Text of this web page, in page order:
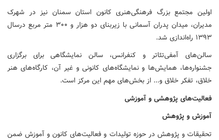
اولین مجتمع بزرگ فرهنگی‌هنری کانون استان سمنان نیز در شهرک
مدیران، میدان پدران آسمانی با زیربنای دو هزار و ۳۰۰ متر مربع درسال
۱۳۹۳ راه‌اندازی شد.
سالن‌های آمفی‌تئاتر و کنفرانس، سالن نمایشگاهی برای برگزاری
جشنواره‌ها، همایش‌ها و نمایشگاه‌های کانونی و غیر آن، کارگاه‌های هنر
خلاق، تفکر خلاق و... از بخش‌های مهم این مرکز است.
فعالیت‌های پژوهشی و آموزشی
آموزش و پژوهش
تحقیقات و پژوهش در حوزه تولیدات و فعالیت‌های کانون و آموزش ضمن